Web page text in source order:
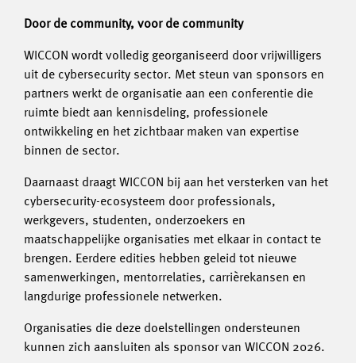
Door de community, voor de community
WICCON wordt volledig georganiseerd door vrijwilligers
uit de cybersecurity sector. Met steun van sponsors en
partners werkt de organisatie aan een conferentie die
ruimte biedt aan kennisdeling, professionele
ontwikkeling en het zichtbaar maken van expertise
binnen de sector.
Daarnaast draagt WICCON bij aan het versterken van het
cybersecurity-ecosysteem door professionals,
werkgevers, studenten, onderzoekers en
maatschappelijke organisaties met elkaar in contact te
brengen. Eerdere edities hebben geleid tot nieuwe
samenwerkingen, mentorrelaties, carrièrekansen en
langdurige professionele netwerken.
Organisaties die deze doelstellingen ondersteunen
kunnen zich aansluiten als sponsor van WICCON 2026.